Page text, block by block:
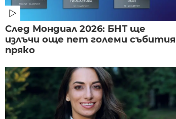
След Мондиал 2026: БНТ ще
излъчи още пет големи събития
пряко